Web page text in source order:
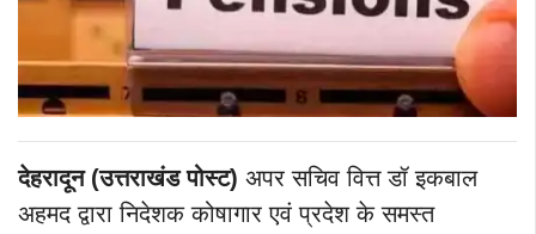
देहरादून (उत्तराखंड पोस्ट) अपर सचिव वित्त डॉ इकबाल
अहमद द्वारा निदेशक कोषागार एवं प्रदेश के समस्त